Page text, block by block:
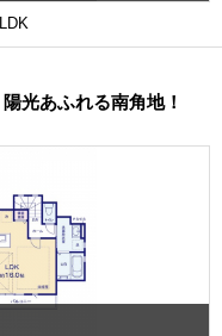
光あふれる南角地！